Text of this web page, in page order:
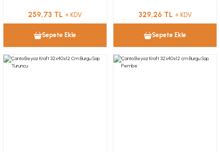
259,73 TL + KDV
Sepete Ekle
329,26 TL + KDV
Sepete Ekle